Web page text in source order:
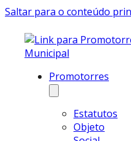
Saltar para o conteúdo
Promotorres
Estatutos
Objeto